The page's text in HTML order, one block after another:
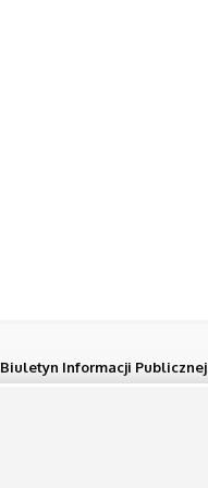
Biuletyn Informacji Publicznej